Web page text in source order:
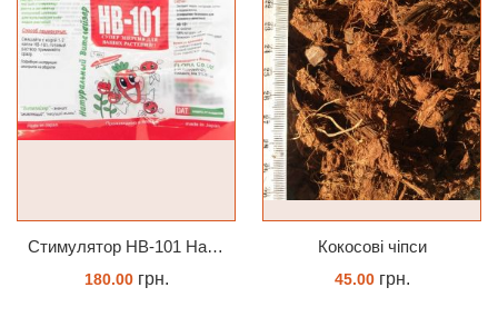
Стимулятор HB-101 Натуральний віталайзер 6 мл
180.00грн.
Кокосові чіпси
45.00грн.